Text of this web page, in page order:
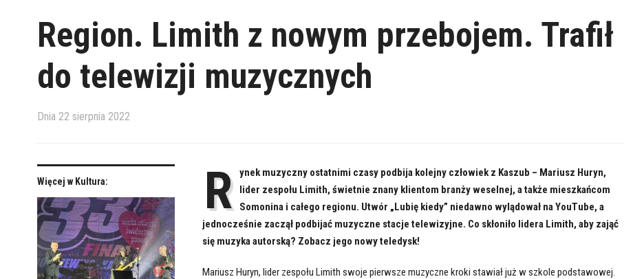
Region. Limith z nowym przebojem. Trafił
do telewizji muzycznych
Dnia 22 sierpnia 2022
Więcej w Kultura: R ynek muzyczny ostatnimi czasy podbija kolejny człowiek z Kaszub – Mariusz Huryn,
lider zespołu Limith, świetnie znany klientom branży weselnej, a także mieszkańcom
Somonina i całego regionu. Utwór „Lubię kiedy” niedawno wylądował na YouTube, a
jednocześnie zaczął podbijać muzyczne stacje telewizyjne. Co skłoniło lidera Limith, aby zająć
się muzyka autorską? Zobacz jego nowy teledysk!
Mariusz Huryn, lider zespołu Limith swoje pierwsze muzyczne kroki stawiał już w szkole podstawowej.